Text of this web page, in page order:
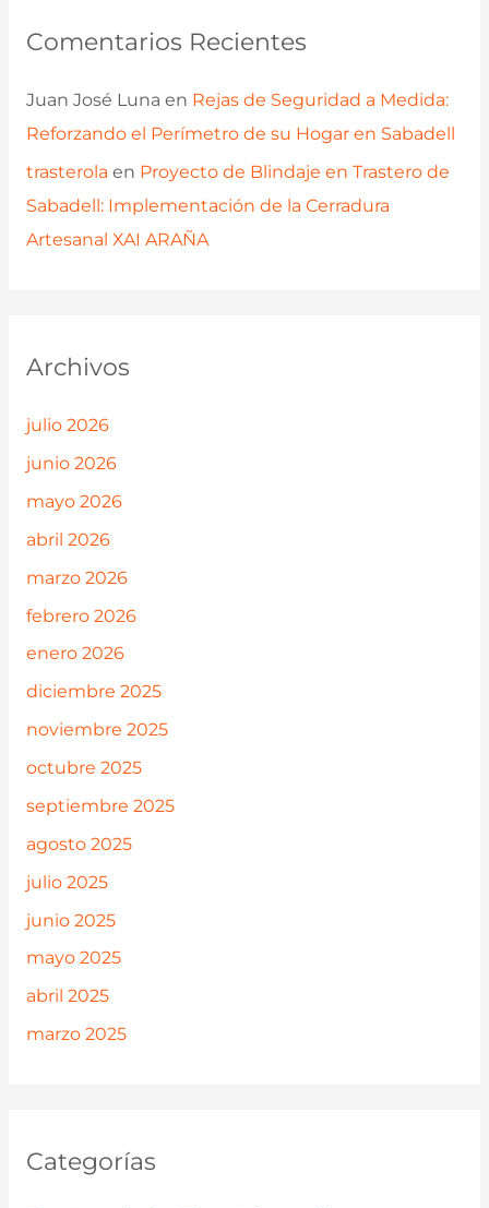
Comentarios Recientes
Juan José Luna en Rejas de Seguridad a Medida:
Reforzando el Perímetro de su Hogar en Sabadell
trasterola en Proyecto de Blindaje en Trastero de
Sabadell: Implementación de la Cerradura
Artesanal XAI ARAÑA
Archivos
julio 2026
junio 2026
mayo 2026
abril 2026
marzo 2026
febrero 2026
enero 2026
diciembre 2025
noviembre 2025
octubre 2025
septiembre 2025
agosto 2025
julio 2025
junio 2025
mayo 2025
abril 2025
marzo 2025
Categorías